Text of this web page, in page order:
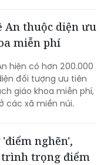
An thuộc diện ưu
miễn phí
hiện có hơn 200.000
đối tượng ưu tiên
giáo khoa miễn phí,
các xã miền núi.
nghẽn',
trình trọng điểm